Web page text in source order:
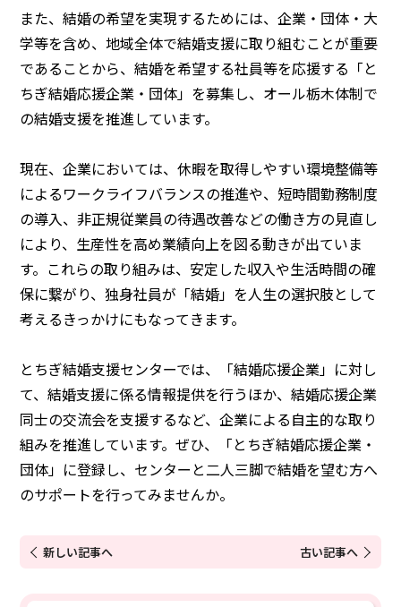
また、結婚の希望を実現するためには、企業・団体・大
学等を含め、地域全体で結婚支援に取り組むことが重要
であることから、結婚を希望する社員等を応援する「と
ちぎ結婚応援企業・団体」を募集し、オール栃木体制で
の結婚支援を推進しています。
現在、企業においては、休暇を取得しやすい環境整備等
によるワークライフバランスの推進や、短時間勤務制度
の導入、非正規従業員の待遇改善などの働き方の見直し
により、生産性を高め業績向上を図る動きが出ていま
す。これらの取り組みは、安定した収入や生活時間の確
保に繋がり、独身社員が「結婚」を人生の選択肢として
考えるきっかけにもなってきます。
とちぎ結婚支援センターでは、「結婚応援企業」に対し
て、結婚支援に係る情報提供を行うほか、結婚応援企業
同士の交流会を支援するなど、企業による自主的な取り
組みを推進しています。ぜひ、「とちぎ結婚応援企業・
団体」に登録し、センターと二人三脚で結婚を望む方へ
のサポートを行ってみませんか。
新しい記事へ 古い記事へ